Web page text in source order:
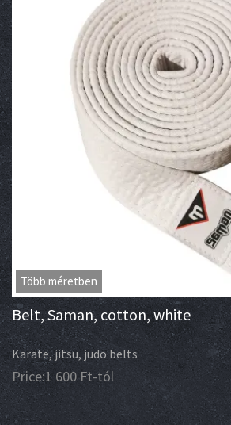
Több méretben
Belt, Saman, cotton, white
Karate, jitsu, judo belts
Price:1 600Ft-tól